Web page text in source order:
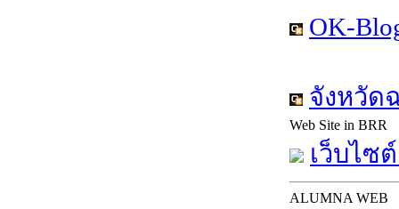
OK-
จังหวัด
Web Site in BRR
เว็บไซ
ALUMNA WEB